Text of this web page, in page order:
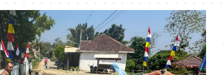
Tengah Semen Gresik betonisasi enam
dan Blora. Foto: Mediajateng/ Wahyu